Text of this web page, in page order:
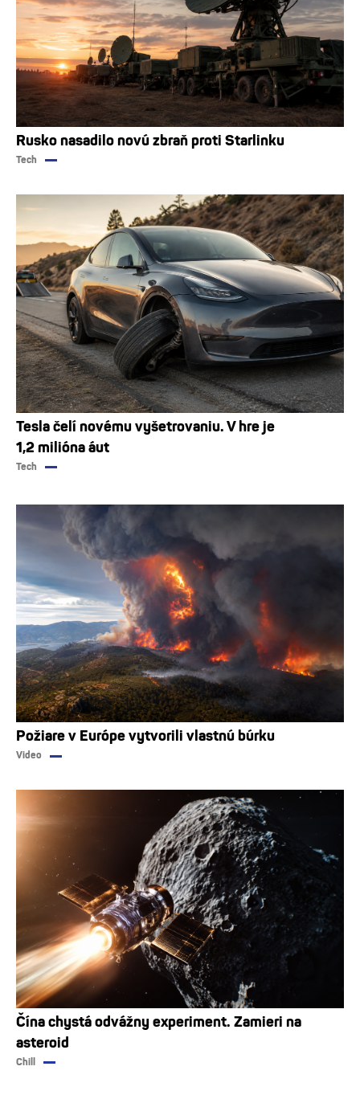
Rusko nasadilo novú zbraň proti Starlinku
Tech
Tesla čelí novému vyšetrovaniu. V hre je
1,2 milióna áut
Tech
Požiare v Európe vytvorili vlastnú búrku
Video
Čína chystá odvážny experiment. Zamieri na
asteroid
Chill